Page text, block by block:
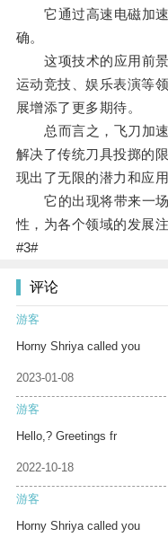
它通过高速电磁加速
确。
这项技术的应用前景
运动竞技、娱乐表演等
展增添了更多期待。
总而言之，飞刀加速
解决了传统刀具投掷的
现出了无限的潜力和应用
它的出现将带来一场
性，为各个领域的发展
#3#
评论
游客
Horny Shriya called you
2023-01-08
游客
Hello,? Greetings fr
2022-10-18
游客
Horny Shriya called you